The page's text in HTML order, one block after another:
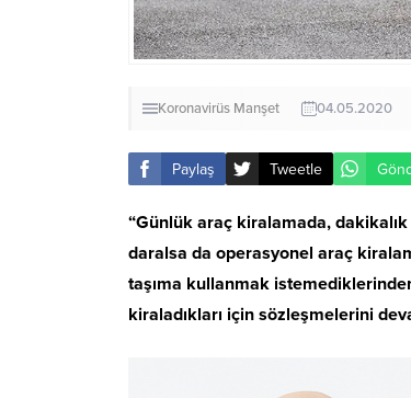
Koronavirüs Manşet 04.05.2020
Paylaş Tweetle
“Günlük araç kiralamada,
daralsa da operasyonel araç
taşıma kullanmak
kiraladıkları için sözleşmelerini